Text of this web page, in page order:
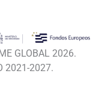
GLOBAL 2026.
2021-2027.